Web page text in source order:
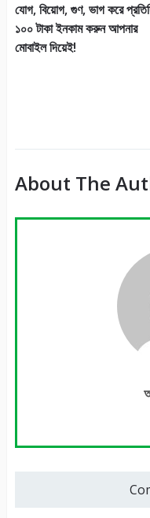
যোগ, বিয়োগ, গুণ, ভাগ করে
১০০ টাকা ইনকাম করুন আপনার
মোবাইল দিয়েই!
About The